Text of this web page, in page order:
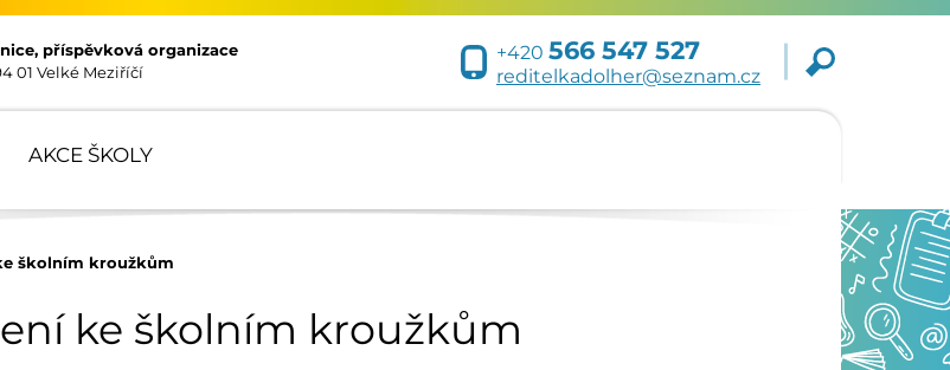
+420 566 547 527
reditelkadolher@seznam.cz
příspěvková organizace
01 Velké Meziříčí
AKCE ŠKOLY
školním kroužkům
ke školním kroužkům